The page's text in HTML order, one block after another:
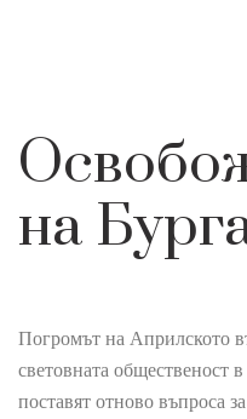
на
Погромът на Априлското
световната общественост
поставят отново въпроса